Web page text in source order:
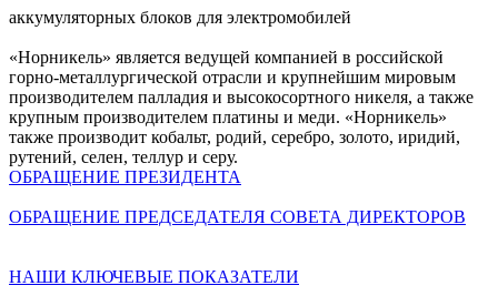
аккумуляторных блоков для электромобилей
«Норникель» является ведущей компанией в российской
горно-металлургической отрасли и крупнейшим мировым
производителем палладия и высокосортного никеля, а также
крупным производителем платины и меди. «Норникель»
также производит кобальт, родий, серебро, золото, иридий,
рутений, селен, теллур и серу.
ОБРАЩЕНИЕ ПРЕЗИДЕНТА
ОБРАЩЕНИЕ ПРЕДСЕДАТЕЛЯ СОВЕТА ДИРЕКТОРОВ
НАШИ КЛЮЧЕВЫЕ ПОКАЗАТЕЛИ